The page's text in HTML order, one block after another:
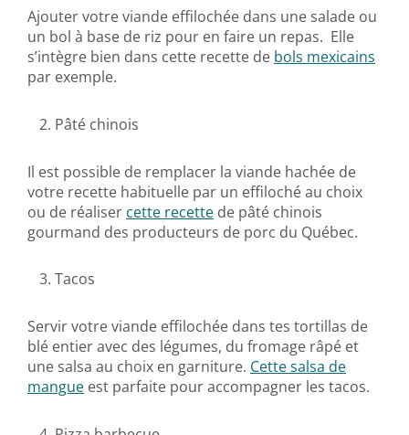
Ajouter votre viande effilochée dans une salade ou
un bol à base de riz pour en faire un repas. Elle
s’intègre bien dans cette recette de bols mexicains
par exemple.
Pâté chinois
Il est possible de remplacer la viande hachée de
votre recette habituelle par un effiloché au choix
ou de réaliser cette recette de pâté chinois
gourmand des producteurs de porc du Québec.
Tacos
Servir votre viande effilochée dans tes tortillas de
blé entier avec des légumes, du fromage râpé et
une salsa au choix en garniture. Cette salsa de
mangue est parfaite pour accompagner les tacos.